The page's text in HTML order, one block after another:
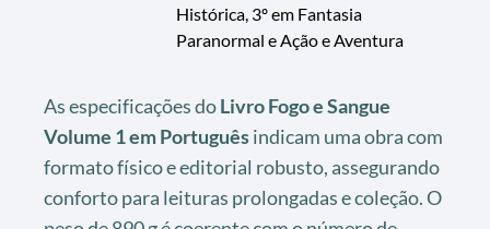
Histórica, 3º em Fantasia
Paranormal e Ação e Aventura
As especificações doLivro Fogo e Sangue
Volume 1 em Portuguêsindicam uma obra com
formato físico e editorial robusto, assegurando
conforto para leituras prolongadas e coleção. O